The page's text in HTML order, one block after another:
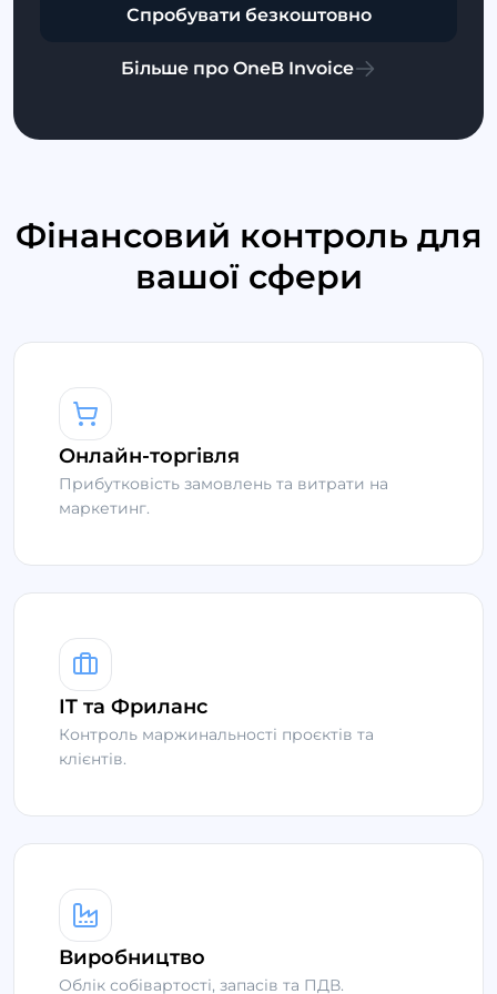
Спробувати безкоштовно
Більше про OneB Invoice
Фінансовий контроль для
вашої сфери
Онлайн-торгівля
Прибутковість замовлень та витрати на
маркетинг.
IT та Фриланс
Контроль маржинальності проєктів та
клієнтів.
Виробництво
Облік собівартості, запасів та ПДВ.